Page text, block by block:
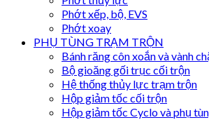
Phớt xếp, bộ, EVS
Phớt xoay
PHỤ TÙNG TRẠM TRỘN
Bánh răng côn xoắn và vành
Bộ gioăng gối trục cối trộn
Hệ thống thủy lực trạm trộn
Hộp giảm tốc cối trộn
Hộp giảm tốc Cyclo và phụ